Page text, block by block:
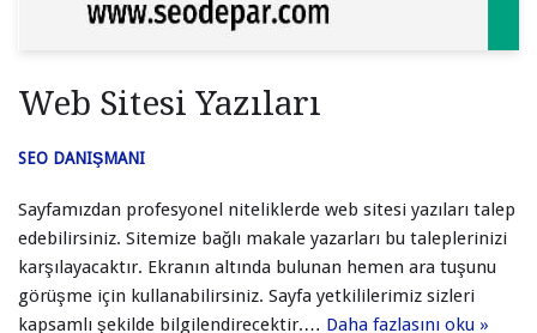
Web Sitesi Yazıları
SEO DANIŞMANI
Sayfamızdan profesyonel niteliklerde web sitesi yazıları talep
edebilirsiniz. Sitemize bağlı makale yazarları bu taleplerinizi
karşılayacaktır. Ekranın altında bulunan hemen ara tuşunu
görüşme için kullanabilirsiniz. Sayfa yetkililerimiz sizleri
kapsamlı şekilde bilgilendirecektir.… Daha fazlasını oku »